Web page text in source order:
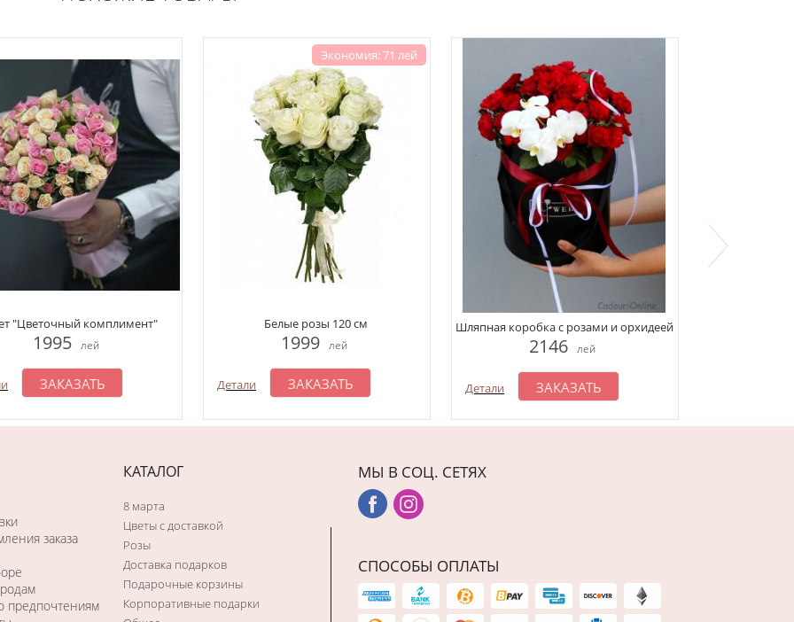
"Цветочный комплимент"
1995 лей
ЗАКАЗАТЬ
Экономия: 71 лей
Белые розы 120 см
1999 лей
Детали ЗАКАЗАТЬ
Шляпная коробка с розами и орхидеей
2146 лей
Детали ЗАКАЗАТЬ
заказа
предпочтениям
КАТАЛОГ
8 марта
Цветы с доставкой
Розы
Доставка подарков
Подарочные корзины
Корпоративные подарки
МЫ В СОЦ. СЕТЯХ
СПОСОБЫ ОПЛАТЫ